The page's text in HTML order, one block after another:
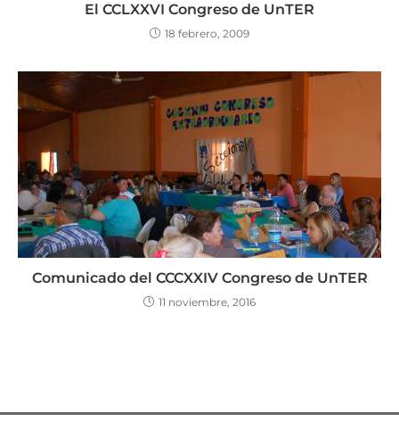
El CCLXXVI Congreso de UnTER
18 febrero, 2009
Comunicado del CCCXXIV Congreso de UnTER
11 noviembre, 2016